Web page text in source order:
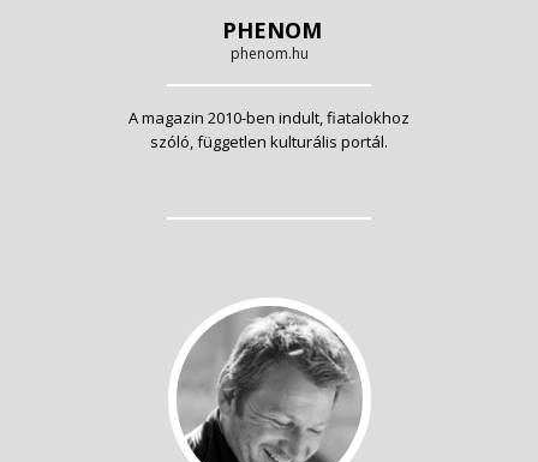
PHENOM
phenom.hu
A magazin 2010-ben indult, fiatalokhoz
szóló, független kulturális portál.